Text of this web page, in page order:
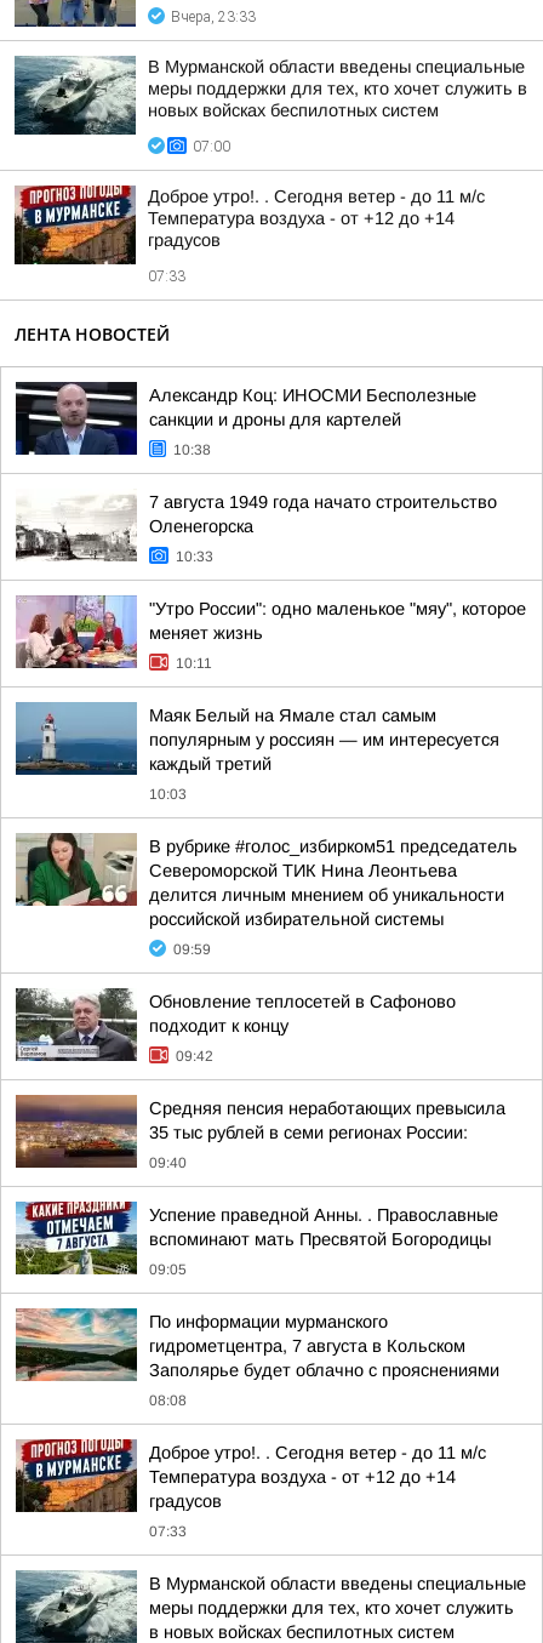
Вчера, 23:33
В Мурманской области введены специальные
меры поддержки для тех, кто хочет служить в
новых войсках беспилотных систем
07:00
Доброе утро!. . Сегодня ветер - до 11 м/с
Температура воздуха - от +12 до +14
градусов
07:33
ЛЕНТА НОВОСТЕЙ
Александр Коц: ИНОСМИ Бесполезные
санкции и дроны для картелей
10:38
7 августа 1949 года начато строительство
Оленегорска
10:33
"Утро России": одно маленькое "мяу", которое
меняет жизнь
10:11
Маяк Белый на Ямале стал самым
популярным у россиян — им интересуется
каждый третий
10:03
В рубрике #голос_избирком51 председатель
Североморской ТИК Нина Леонтьева
делится личным мнением об уникальности
российской избирательной системы
09:59
Обновление теплосетей в Сафоново
подходит к концу
09:42
Средняя пенсия неработающих превысила
35 тыс рублей в семи регионах России:
09:40
Успение праведной Анны. . Православные
вспоминают мать Пресвятой Богородицы
09:05
По информации мурманского
гидрометцентра, 7 августа в Кольском
Заполярье будет облачно с прояснениями
08:08
Доброе утро!. . Сегодня ветер - до 11 м/с
Температура воздуха - от +12 до +14
градусов
07:33
В Мурманской области введены специальные
меры поддержки для тех, кто хочет служить
в новых войсках беспилотных систем